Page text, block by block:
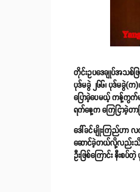
တိုင်းဥပဒေချုပ်အသစ်ဖ
ပုဒ်မခွဲ ၂၆၆၊ ပုဒ်မ
ပြောခဲ့ပေမယ့် ကန့်ကွ
ရက်နေ့က ကြေငြာခဲ့တာ
ဒေါ်ခင်မျိုးကြည်ဟာ
ဆောင်ခဲ့တယ်လို့လည်းသိရ
ဦးဖြစ်ကြောင်း နီး